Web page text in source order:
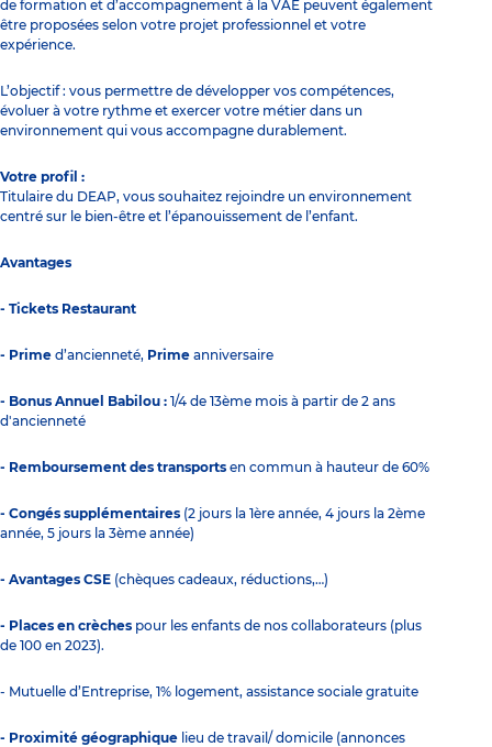
de formation et d’accompagnement à la VAE peuvent également
être proposées selon votre projet professionnel et votre
expérience.
L’objectif : vous permettre de développer vos compétences,
évoluer à votre rythme et exercer votre métier dans un
environnement qui vous accompagne durablement.
Votre profil :
Titulaire du DEAP, vous souhaitez rejoindre un environnement
centré sur le bien-être et l’épanouissement de l’enfant.
Avantages
- Tickets Restaurant
- Prime d’ancienneté, Prime anniversaire
- Bonus Annuel Babilou : 1/4 de 13ème mois à partir de 2 ans
d'ancienneté
- Remboursement des transports en commun à hauteur de 60%
- Congés supplémentaires (2 jours la 1ère année, 4 jours la 2ème
année, 5 jours la 3ème année)
- Avantages CSE (chèques cadeaux, réductions,…)
- Places en crèches pour les enfants de nos collaborateurs (plus
de 100 en 2023).
- Mutuelle d’Entreprise, 1% logement, assistance sociale gratuite
- Proximité géographique lieu de travail/ domicile (annonces